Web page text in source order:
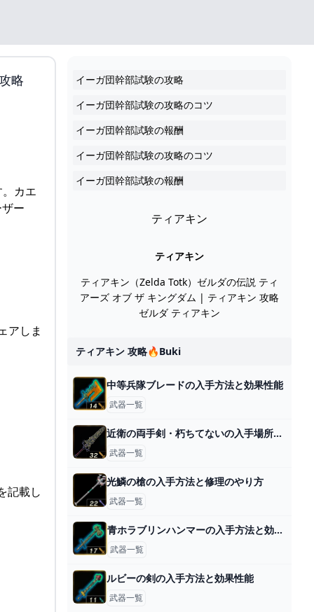
略
カエ
ー
アしま
記載し
イーガ団幹部試験の攻略
イーガ団幹部試験の攻略のコツ
イーガ団幹部試験の報酬
イーガ団幹部試験の攻略のコツ
イーガ団幹部試験の報酬
ティアキン
ティアキン
ティアキン（Zelda Totk）ゼルダの伝説 ティ
アーズ オブ ザ キングダム | ティアキン 攻略
ゼルダ ティアキン
ティアキン 攻略🔥buki
中等兵隊ブレードの入手方法と効果性能
武器一覧
近衛の両手剣・朽ちてないの入手場所と効果
武器一覧
光鱗の槍の入手方法と修理のやり方
武器一覧
青ホラブリンハンマーの入手方法と効果性能
武器一覧
ルビーの剣の入手方法と効果性能
武器一覧